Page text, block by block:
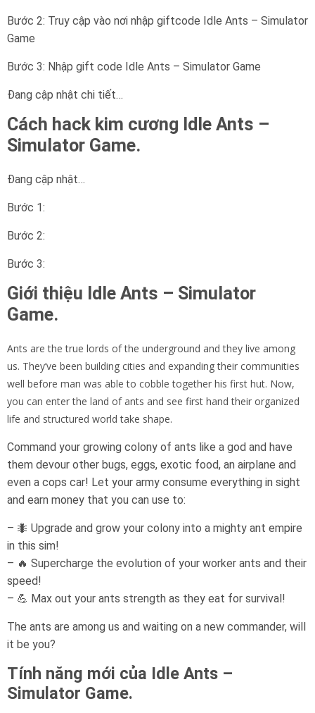
Bước 2: Truy cập vào nơi nhập giftcode Idle Ants – Simulator
Game
Bước 3: Nhập gift code Idle Ants – Simulator Game
Đang cập nhật chi tiết…
Cách hack kim cương Idle Ants –
Simulator Game.
Đang cập nhật…
Bước 1:
Bước 2:
Bước 3:
Giới thiệu Idle Ants – Simulator
Game.
Ants are the true lords of the underground and they live among
us. They’ve been building cities and expanding their communities
well before man was able to cobble together his first hut. Now,
you can enter the land of ants and see first hand their organized
life and structured world take shape.
Command your growing colony of ants like a god and have
them devour other bugs, eggs, exotic food, an airplane and
even a cops car! Let your army consume everything in sight
and earn money that you can use to:
– 🐜 Upgrade and grow your colony into a mighty ant empire
in this sim!
– 🔥 Supercharge the evolution of your worker ants and their
speed!
– 💪 Max out your ants strength as they eat for survival!
The ants are among us and waiting on a new commander, will
it be you?
Tính năng mới của Idle Ants –
Simulator Game.